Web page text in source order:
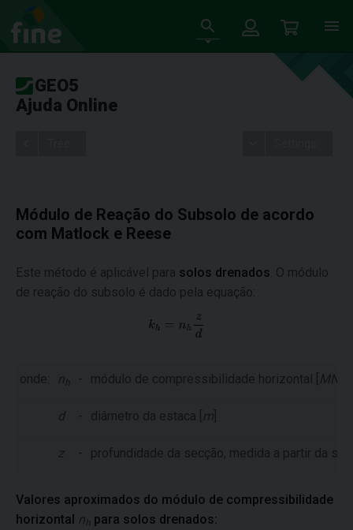
GEO5
Ajuda Online
Módulo de Reação do Subsolo de acordo
com Matlock e Reese
Este método é aplicável para solos drenados . O módulo
de reação do subsolo é dado pela equação:
onde: nh - módulo de compressibilidade horizontal [ MN/
d - diâmetro da estaca [ m
z - profundidade da secção, medida a partir da
Valores aproximados do módulo de compressibilidade
horizontal nh para solos drenados: